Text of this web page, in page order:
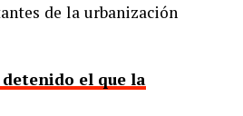
de la urbanización
el que la